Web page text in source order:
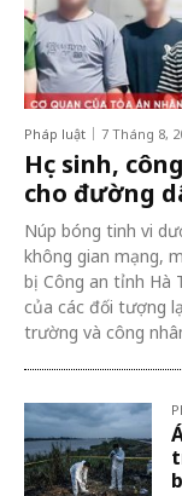
Pháp luật 7 Tháng 8,
Học sinh,
cho đường
Núp bóng tinh vi
không gian mạng,
bị Công an tỉnh Hà
của các đối tượng
trường và công